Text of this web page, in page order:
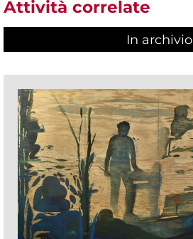
Attività correlate
In archivio